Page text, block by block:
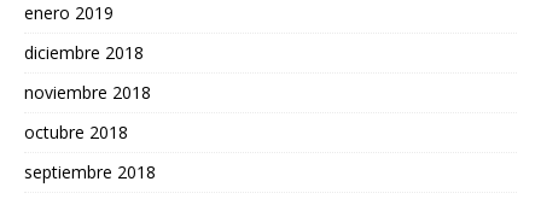
enero 2019
diciembre 2018
noviembre 2018
octubre 2018
septiembre 2018